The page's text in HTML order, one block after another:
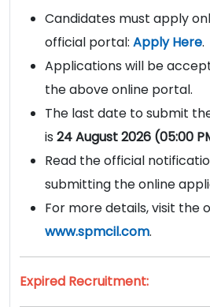
Candidates must apply
official portal: Apply Here.
Applications will be
the above online portal.
The last date to submit
is 24 August 2026 (05:00
Read the official
submitting the online
For more details, visit the
www.spmcil.com.
Expired Recruitment: